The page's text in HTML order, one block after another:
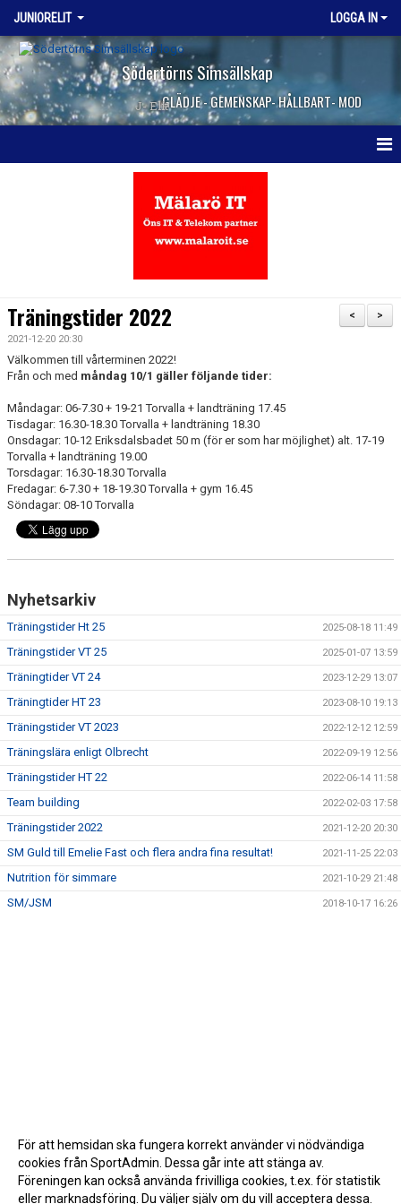
JUNIORELIT LOGGA IN
Södertörns Simsällskap
GLÄDJE - GEMENSKAP- HÅLLBART- MOD
J- Elit
>
<
Träningstider 2022
2021-12-20 20:30
Välkommen till vårterminen 2022!
Från och med måndag 10/1 gäller följande tider:
Måndagar: 06-7.30 + 19-21 Torvalla + landträning 17.45
Tisdagar: 16.30-18.30 Torvalla + landträning 18.30
Onsdagar: 10-12 Eriksdalsbadet 50 m (för er som har möjlighet) alt. 17-19
Torvalla + landträning 19.00
Torsdagar: 16.30-18.30 Torvalla
Fredagar: 6-7.30 + 18-19.30 Torvalla + gym 16.45
Söndagar: 08-10 Torvalla
Nyhetsarkiv
Träningstider Ht 25 2025-08-18 11:49
Träningstider VT 25 2025-01-07 13:59
Träningtider VT 24 2023-12-29 13:07
Träningtider HT 23 2023-08-10 19:13
Träningstider VT 2023 2022-12-12 12:59
Träningslära enligt Olbrecht 2022-09-19 12:56
Träningstider HT 22 2022-06-14 11:58
Team building 2022-02-03 17:58
Träningstider 2022 2021-12-20 20:30
SM Guld till Emelie Fast och flera andra fina resultat! 2021-11-25 22:03
Nutrition för simmare 2021-10-29 21:48
SM/JSM 2018-10-17 16:26
För att hemsidan ska fungera korrekt använder vi nödvändiga
cookies från SportAdmin. Dessa går inte att stänga av.
Föreningen kan också använda frivilliga cookies, t.ex. för statistik
eller marknadsföring. Du väljer själv om du vill acceptera dessa.